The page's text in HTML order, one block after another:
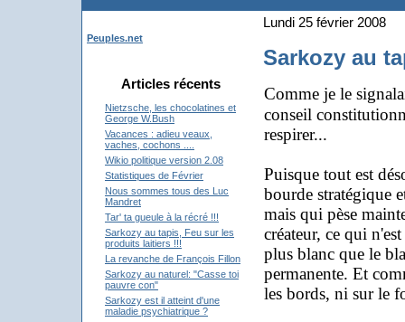
Peuples.net
Articles récents
Nietzsche, les chocolatines et
George W.Bush
Vacances : adieu veaux,
vaches, cochons ....
Wikio politique version 2.08
Statistiques de Février
Nous sommes tous des Luc
Mandret
Tar' ta gueule à la récré !!!
Sarkozy au tapis, Feu sur les
produits laitiers !!!
La revanche de François Fillon
Sarkozy au naturel: "Casse toi
pauvre con"
Sarkozy est il atteint d'une
maladie psychiatrique ?
Lundi 25 février 2008
Sarkozy au
Comme je le
conseil
respirer...
Puisque tout est
bourde stratégique
mais qui pèse
créateur, ce qui
plus blanc que le
permanente. Et
les bords, ni sur le